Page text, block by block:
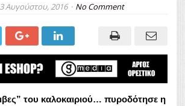
3 Αυγούστου, 2016 No Comment
του καλοκαιριού… πυροδότησε η